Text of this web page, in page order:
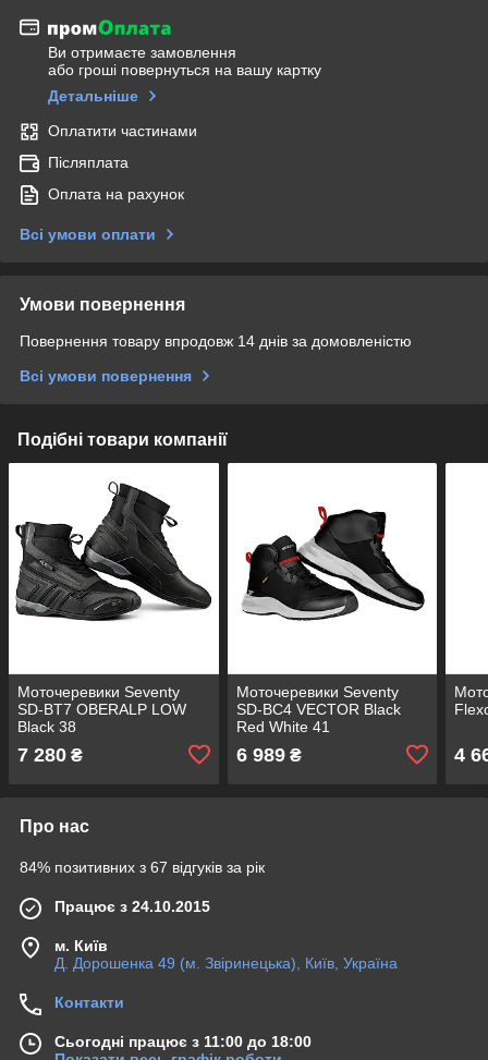
Ви отримаєте замовлення
або гроші повернуться на вашу картку
Детальніше
Оплатити частинами
Післяплата
Оплата на рахунок
Всі умови оплати
Умови повернення
Повернення товару впродовж 14 днів за домовленістю
Всі умови повернення
Подібні товари компанії
Моточеревики Seventy
SD-BT7 OBERALP LOW
Black 38
7 280 ₴
Моточеревики Seventy
SD-BC4 VECTOR Black
Red White 41
6 989₴ 4
Про нас
84% позитивних з 67 відгуків за рік
Працює з 24.10.2015
м. Київ
Д. Дорошенка 49 (м. Звіринецька), Київ, Україна
Контакти
Сьогодні працює з 11:00 до 18:00